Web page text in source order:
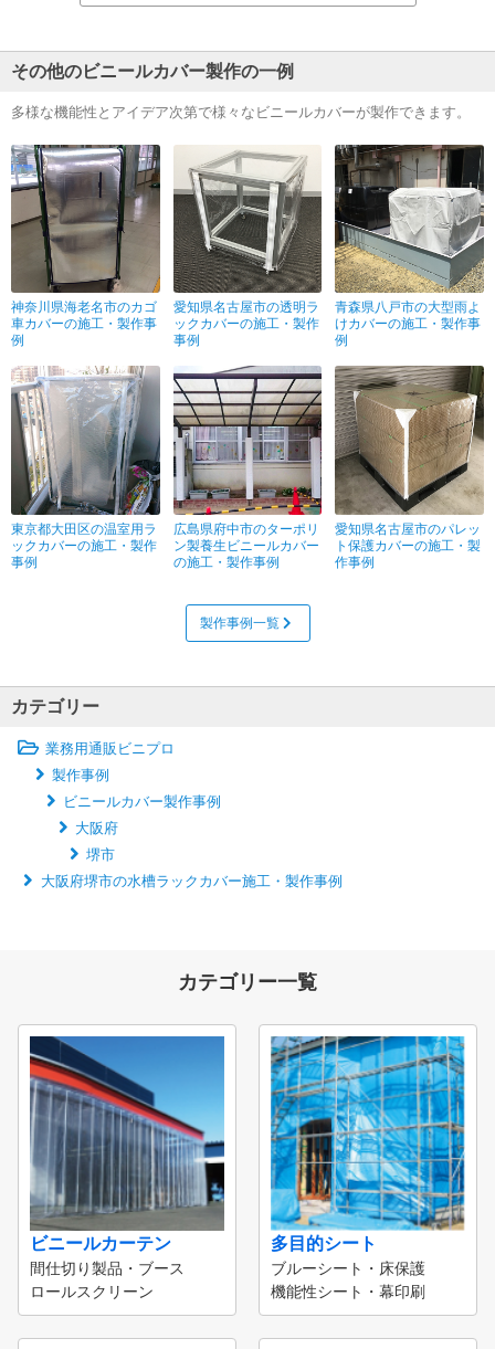
その他のビニールカバー製作の一例
多様な機能性とアイデア次第で様々なビニールカバーが製作できます。
神奈川県海老名市のカゴ
車カバーの施工・製作事
例
愛知県名古屋市の透明ラ
ックカバーの施工・製作
事例
青森県八戸市の大型雨よ
けカバーの施工・製作事
例
東京都大田区の温室用ラ
ックカバーの施工・製作
事例
広島県府中市のターポリ
ン製養生ビニールカバー
の施工・製作事例
愛知県名古屋市のパレッ
ト保護カバーの施工・製
作事例
製作事例一覧
カテゴリー
業務用通販ビニプロ
製作事例
ビニールカバー製作事例
大阪府
堺市
大阪府堺市の水槽ラックカバー施工・製作事例
カテゴリー一覧
ビニールカーテン
間仕切り製品・ブース
ロールスクリーン
多目的シート
ブルーシート・床保護
機能性シート・幕印刷